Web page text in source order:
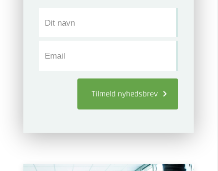
Dit navn
Email
Tilmeld nyhedsbrev